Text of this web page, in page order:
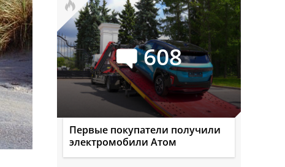
608
Первые покупатели получили
электромобили Атом